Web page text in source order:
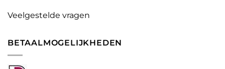
Veelgestelde vragen
BETAALMOGELIJKHEDEN